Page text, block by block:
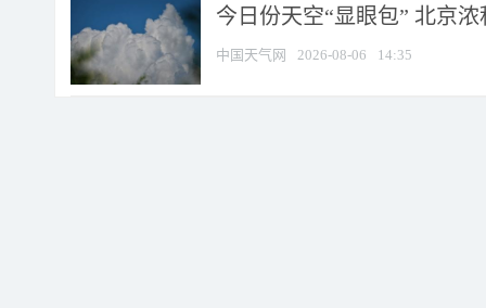
今日份天空“显眼包” 北京
中国天气网 2026-08-06 14:35